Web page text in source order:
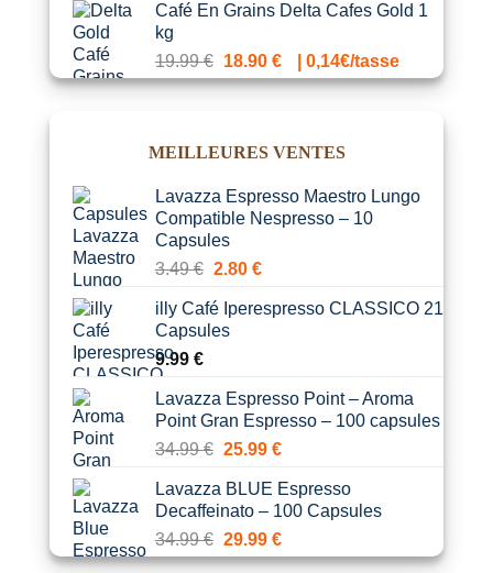
initial
20.89 €.
actuel
15.99 €.
Café En Grains Delta Cafes Gold 1
kg
19.99€
Le
prix
19.99 €.
18.90 €Le
prix
18.90 €.
| 0,14€/tasse
MEILLEURES VENTES
Lavazza Espresso Maestro Lungo
Compatible Nespresso – 10
Capsules
3.49€ Le
initial
était :
2.80 €Le
actuel
illy Café Iperespresso CLASSICO 21
Capsules
9.99 €
Lavazza Espresso Point – Aroma
Point Gran Espresso – 100 capsules
34.99€ Le
initial
était :
34.99 €.
25.99 €Le
actuel
est :
25.99 €.
Lavazza BLUE Espresso
Decaffeinato – 100 Capsules
34.99€ Le
prix
29.99 €Le
prix